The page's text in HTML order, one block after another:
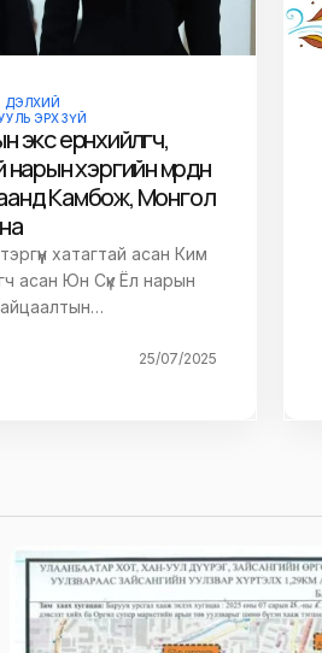
ДЭЛХИЙ
ЭРХ ЗҮЙ
ерөнхийлөгч,
хэргийн мөрдөн
Камбож, Монгол
хатагтай асан Ким
асан Юн Сүк Ёл нарын
25/07/2025